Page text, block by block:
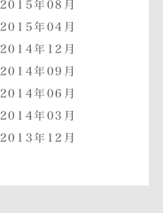
2015年08月
2015年04月
2014年12月
2014年09月
2014年06月
2014年03月
2013年12月